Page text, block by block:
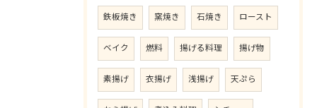
鉄板焼き 窯焼き 石焼き ロースト
ベイク 燃料 揚げる料理 揚げ物
素揚げ 衣揚げ 浅揚げ 天ぷら